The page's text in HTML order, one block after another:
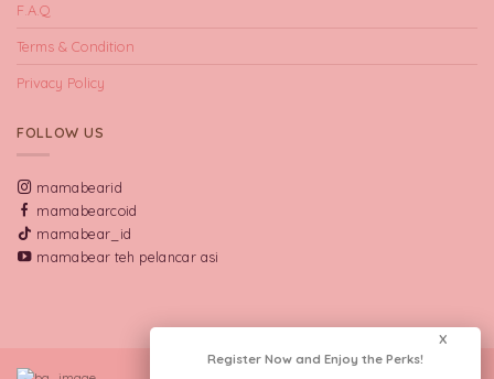
F.A.Q
Terms & Condition
Privacy Policy
FOLLOW US
mamabearid
mamabearcoid
mamabear_id
mamabear teh pelancar asi
X
Register Now and Enjoy the Perks!